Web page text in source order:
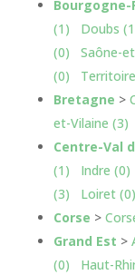
Bourgogne-
(1)
Doubs
(0)
Saône-
(0)
Bretagne >
et-Vilaine (3)
Centre-Val
(1)
Indre (0)
(3)
Loiret (0)
Corse >
Grand Est >
(0)
Haut-